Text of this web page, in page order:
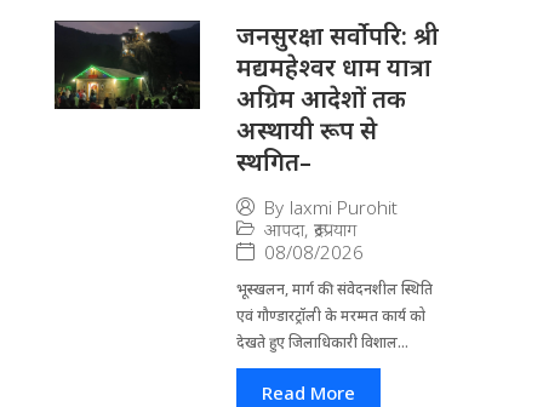
जनसुरक्षा सर्वोपरि: श्री
मद्यमहेश्वर धाम यात्रा
अग्रिम आदेशों तक
अस्थायी रूप से
स्थगित–
By laxmi Purohit
आपदा, रूद्रप्रयाग
08/08/2026
भूस्खलन, मार्ग की संवेदनशील स्थिति
एवं गौण्डारट्रॉली के मरम्मत कार्य को
देखते हुए जिलाधिकारी विशाल...
Read More